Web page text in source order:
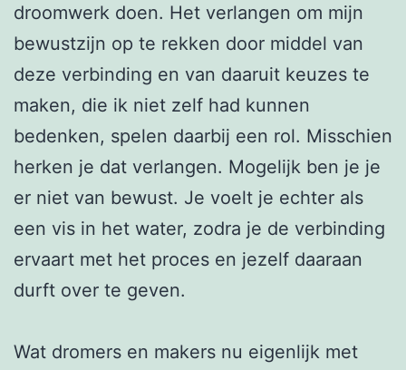
droomwerk doen. Het verlangen om mijn
bewustzijn op te rekken door middel van
deze verbinding en van daaruit keuzes te
maken, die ik niet zelf had kunnen
bedenken, spelen daarbij een rol. Misschien
herken je dat verlangen. Mogelijk ben je je
er niet van bewust. Je voelt je echter als
een vis in het water, zodra je de verbinding
ervaart met het proces en jezelf daaraan
durft over te geven.
Wat dromers en makers nu eigenlijk met